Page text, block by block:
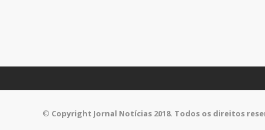
© Copyright Jornal Notícias 2018. Todos os direitos